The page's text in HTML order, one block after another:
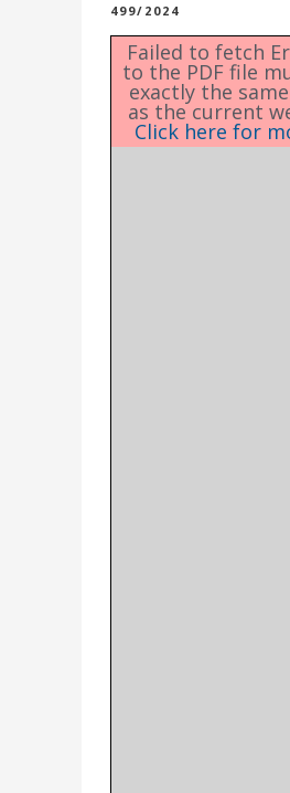
499/2024
Failed to fetch
to the PDF file
exactly the
as the current
Click here for